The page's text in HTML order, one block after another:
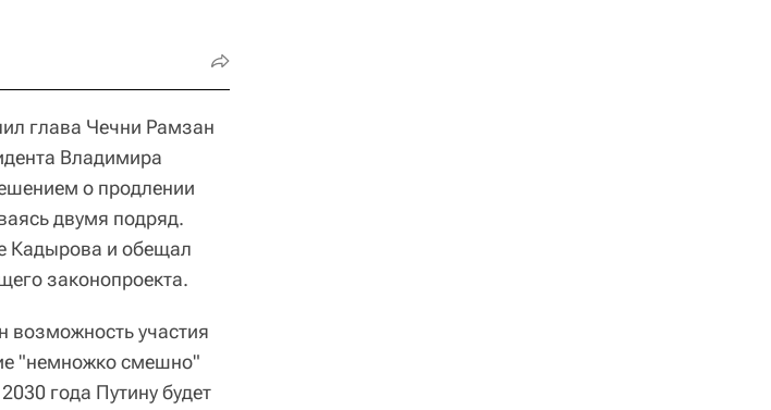
глава Чечни Рамзан
Владимира
о продлении
двумя подряд.
Кадырова и обещал
законопроекта.
возможность участия
"немножко смешно"
года Путину будет